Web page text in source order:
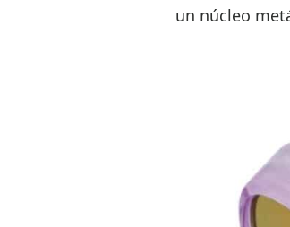
un núcleo